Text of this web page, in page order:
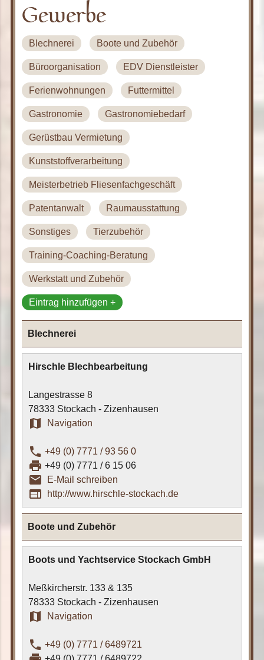
Gewerbe
Blechnerei Boote und Zubehör
Büroorganisation EDV Dienstleister
Ferienwohnungen Futtermittel
Gastronomie Gastronomiebedarf
Gerüstbau Vermietung
Kunststoffverarbeitung
Meisterbetrieb Fliesenfachgeschäft
Patentanwalt Raumausstattung
Sonstiges Tierzubehör
Training-Coaching-Beratung
Werkstatt und Zubehör
Eintrag hinzufügen +
Blechnerei
Hirschle Blechbearbeitung
Langestrasse 8
78333 Stockach - Zizenhausen
map Navigation
phone +49 (0) 7771 / 93 56 0
print +49 (0) 7771 / 6 15 06
email_outline
E-Mail schreiben
web http://www.hirschle-stockach.de
Boote und Zubehör
Boots und Yachtservice Stockach GmbH
Meßkircherstr. 133 & 135
78333 Stockach - Zizenhausen
map Navigation
phone +49 (0) 7771 / 6489721